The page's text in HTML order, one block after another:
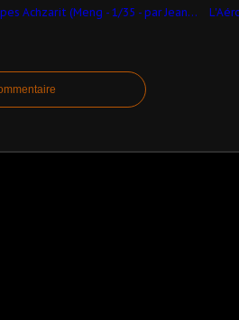
Chenillé transport de troupes Achzarit (Meng - 1/35 - par Jean-François)